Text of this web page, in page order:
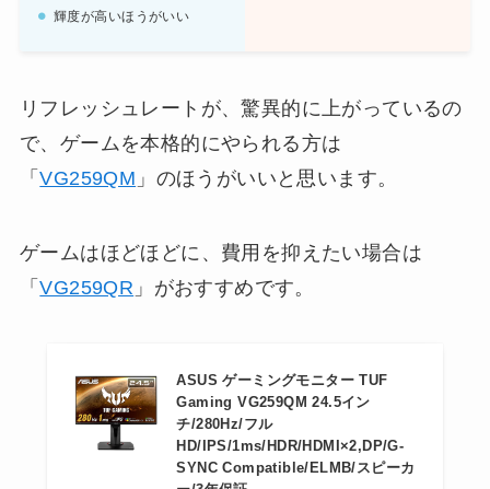
輝度が高いほうがいい
リフレッシュレートが、驚異的に上がっているの
で、ゲームを本格的にやられる方は
「VG259QM 」のほうがいいと思います。
ゲームはほどほどに、費用を抑えたい場合は
「VG259QR 」がおすすめです。
ASUS ゲーミングモニター TUF
Gaming VG259QM 24.5イン
チ/280Hz/フル
HD/IPS/1ms/HDR/HDMI×2,DP/G-
SYNC Compatible/ELMB/スピーカ